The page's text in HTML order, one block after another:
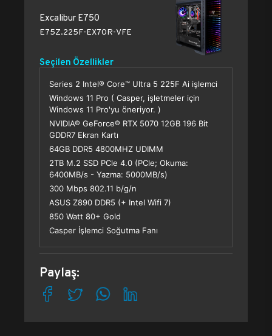
Excalibur E750
E75Z.225F-EX70R-VFE
Seçilen Özellikler
Series 2 Intel® Core™ Ultra 5 225F Ai işlemci
Windows 11 Pro ( Casper, işletmeler için
Windows 11 Pro'yu öneriyor. )
NVIDIA® GeForce® RTX 5070 12GB 196 Bit
GDDR7 Ekran Kartı
64GB DDR5 4800MHZ UDIMM
2TB M.2 SSD PCle 4.0 (PCle; Okuma:
6400MB/s - Yazma: 5000MB/s)
300 Mbps 802.11 b/g/n
ASUS Z890 DDR5 (+ Intel Wifi 7)
850 Watt 80+ Gold
Casper İşlemci Soğutma Fanı
Paylaş: